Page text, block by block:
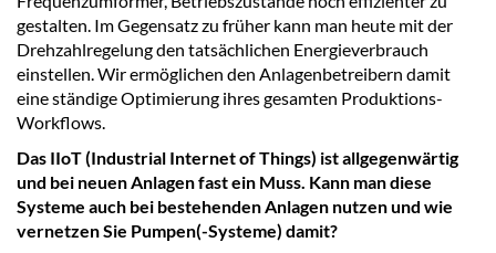
gestalten. Im Gegensatz zu früher kann man heute mit der
Drehzahlregelung den tatsächlichen Energieverbrauch
einstellen. Wir ermöglichen den Anlagenbetreibern damit
eine ständige Optimierung ihres gesamten Produktions-
Workflows.
Das IIoT (Industrial Internet of Things) ist allgegenwärtig
und bei neuen Anlagen fast ein Muss. Kann man diese
Systeme auch bei bestehenden Anlagen nutzen und wie
vernetzen Sie Pumpen(-Systeme) damit?